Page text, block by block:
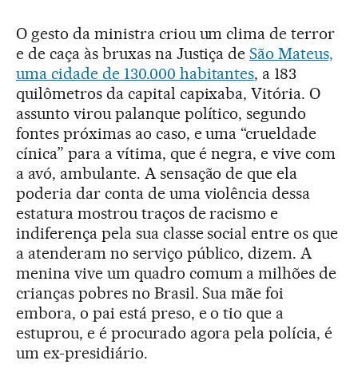
O gesto da ministra criou um clima de terror
e de caça às bruxas na Justiça deSão Mateus,
uma cidade de 130.000 habitantes, a 183
quilômetros da capital capixaba, Vitória. O
assunto virou palanque político, segundo
fontes próximas ao caso, e uma “crueldade
cínica” para a vítima, que é negra, e vive com
a avó, ambulante. A sensação de que ela
poderia dar conta de uma violência dessa
estatura mostrou traços de racismo e
indiferença pela sua classe social entre os que
a atenderam no serviço público, dizem. A
menina vive um quadro comum a milhões de
crianças pobres no Brasil. Sua mãe foi
embora, o pai está preso, e o tio que a
estuprou, e é procurado agora pela polícia, é
um ex-presidiário.